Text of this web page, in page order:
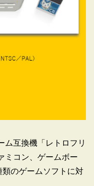
互換機「レトロフリ
ミコン、ゲームボー
のゲームソフトに対